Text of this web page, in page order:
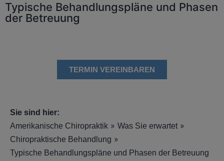
Typische Behandlungspläne und Phasen
der Betreuung
TERMIN VEREINBAREN
Sie sind hier:
Amerikanische Chiropraktik » Was Sie erwartet»
Chiropraktische Behandlung »
Typische Behandlungspläne und Phasen der Betreuung